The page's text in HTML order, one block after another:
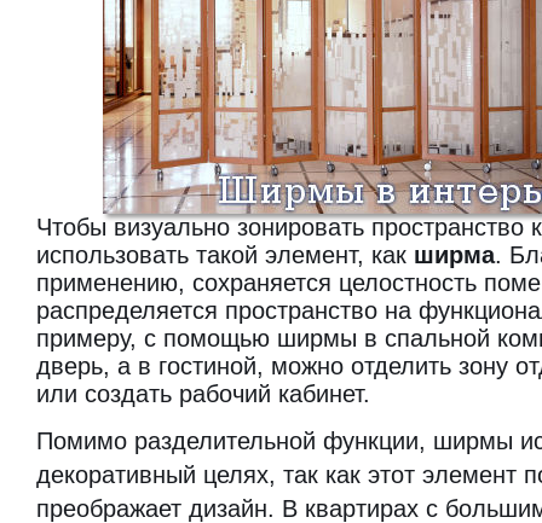
Чтобы визуально зонировать пространство
использовать такой элемент, как ширма.
применению, сохраняется целостность
распределяется пространство на
примеру, с помощью ширмы в спальной
дверь, а в гостиной, можно отделить зону
или создать рабочий кабинет.
Помимо разделительной функции, ширмы
декоративный целях, так как этот элемент
преображает дизайн. В квартирах с